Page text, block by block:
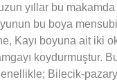
yıllar bu
bu boya
Kayı boyuna ait iki
koydurmuştur.
Bilecik-